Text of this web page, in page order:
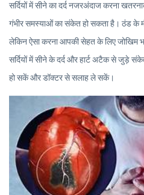
सर्दियों में सीने का दर्द नजरअंदाज करना
गंभीर समस्याओं का संकेत हो सकता है। ठंड के
लेकिन ऐसा करना आपकी सेहत के लिए जोखिम
सर्दियों में सीने के दर्द और हार्ट अटैक से जुड़े
हो सकें और डॉक्टर से सलाह ले सकें।